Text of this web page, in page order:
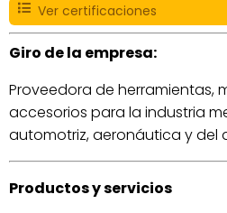
Ver certificaciones
Giro de la empresa:
Proveedora de herramientas,
accesorios para la industria
automotriz, aeronáutica y del
Productos y servicios